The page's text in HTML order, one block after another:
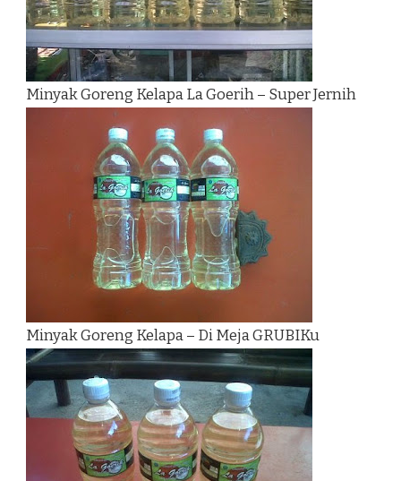
Minyak Goreng Kelapa La Goerih – Super Jernih
Minyak Goreng Kelapa – Di Meja GRUBIKu